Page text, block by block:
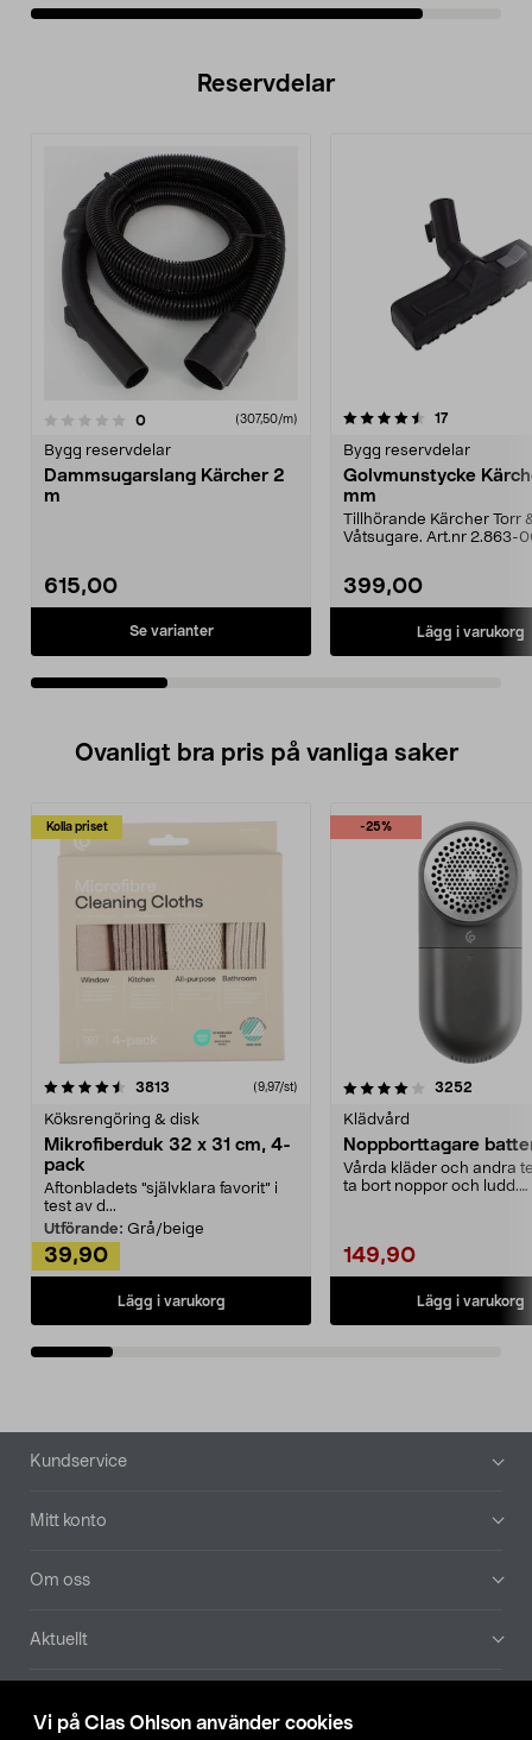
Vi på Clas Ohlson använder cookies
Reservdelar
0recensioner (307,50/m)
Bygg reservdelar
Dammsugarslang Kärcher 2
m
615,00
Se varianter
4.5av 5 stjärnor 17recensioner
Bygg reservdelar
Golvmunstycke
mm
Tillhörande Kärcher Torr
Våtsugare. Art.nr 2.863-
399,00
Lägg i varukorg
4.5av 5 stjärnor
Ovanligt bra pris på vanliga saker
Kolla priset
3813 (9,97/st)
Köksrengöring & disk
Mikrofiberduk 32 x 31 cm, 4-
pack
Aftonbladets "självklara favorit” i
test av d...
Utförande: Grå/beige
39,90
Lägg i varukorg
-25%
4.0av 5 stjärnor 3252
Klädvård
Noppborttagare
Vårda kläder och andra
ta bort noppor och ludd.
149,90
Lägg i varukorg
4.5av 5 stjärnor
Sidfot
Kundservice
Mitt konto
Om oss
Aktuellt